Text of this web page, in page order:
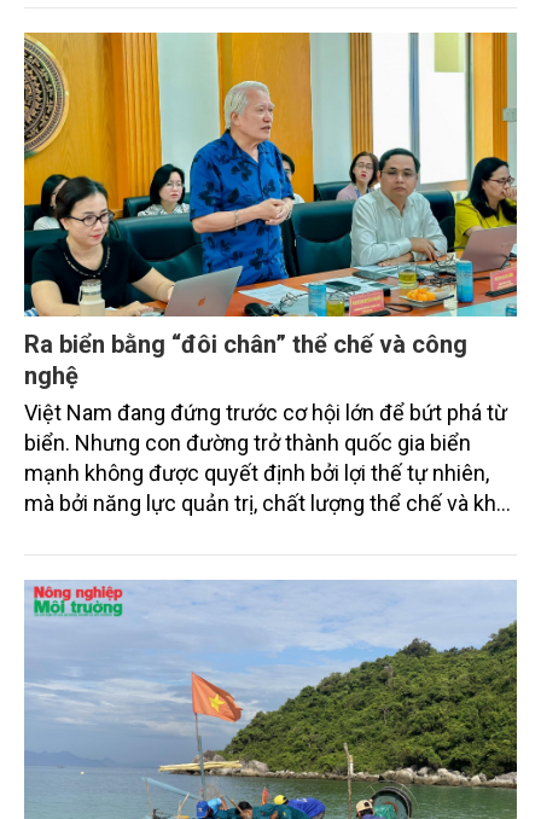
"phát triển kinh tế ven biển" sang "xây dựng quốc
gia biển mạnh". Trong bước chuyển ấy, ngành Nông
nghiệp và Môi trường giữ vai trò đặc biệt quan trọng,
từ hoàn thiện thể chế, quy hoạch không gian biển,
quản lý tài nguyên đến bảo vệ môi trường, phục hồi
hệ sinh thái và kiến tạo sinh kế bền vững cho người
dân ven biển, hải đảo.
Ra biển bằng “đôi chân” thể chế và công
nghệ
Việt Nam đang đứng trước cơ hội lớn để bứt phá từ
biển. Nhưng con đường trở thành quốc gia biển
mạnh không được quyết định bởi lợi thế tự nhiên,
mà bởi năng lực quản trị, chất lượng thể chế và khả
nguyên kinh tế biển xanh.